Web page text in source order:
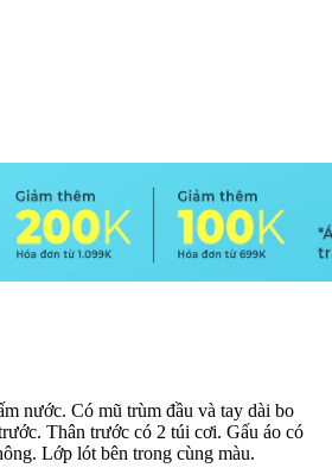
nước. Có mũ trùm đầu và tay dài bo
Thân trước có 2 túi cơi. Gấu áo có
Lớp lót bên trong cùng màu.